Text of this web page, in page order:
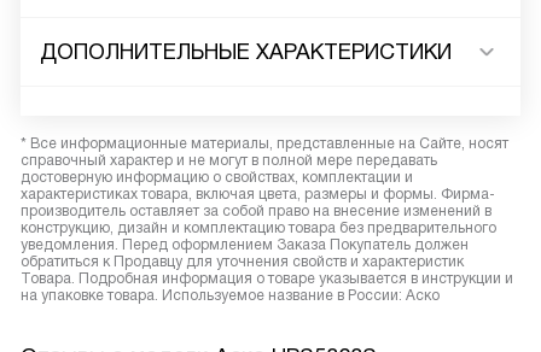
ДОПОЛНИТЕЛЬНЫЕ ХАРАКТЕРИСТИКИ
* Все информационные материалы, представленные на Сайте, носят
справочный характер и не могут в полной мере передавать
достоверную информацию о свойствах, комплектации и
характеристиках товара, включая цвета, размеры и формы. Фирма-
производитель оставляет за собой право на внесение изменений в
конструкцию, дизайн и комплектацию товара без предварительного
уведомления. Перед оформлением Заказа Покупатель должен
обратиться к Продавцу для уточнения свойств и характеристик
Товара. Подробная информация о товаре указывается в инструкции и
на упаковке товара. Используемое название в России: Аско